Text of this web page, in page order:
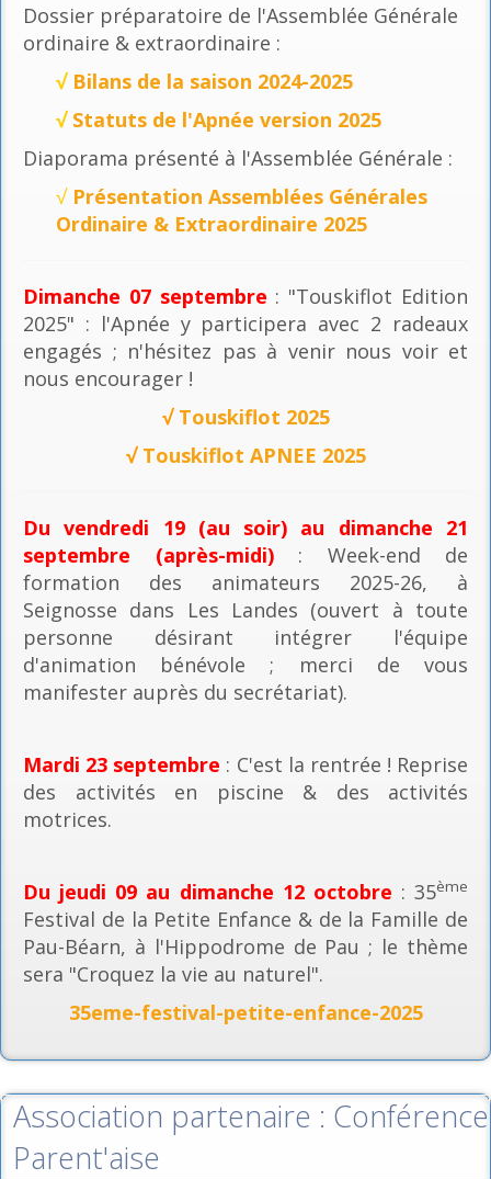
Dossier préparatoire de l'Assemblée Générale
ordinaire & extraordinaire :
√ Bilans de la saison 2024-2025
√ Statuts de l'Apnée version 2025
Diaporama présenté à l'Assemblée Générale :
√ Présentation Assemblées Générales
Ordinaire & Extraordinaire 2025
Dimanche 07 septembre : "Touskiflot Edition
2025" : l'Apnée y participera avec 2 radeaux
engagés ; n'hésitez pas à venir nous voir et
nous encourager !
√ Touskiflot 2025
√ Touskiflot APNEE 2025
Du vendredi 19 (au soir) au dimanche 21
septembre (après-midi): Week-end de
formation des animateurs 2025-26, à
Seignosse dans Les Landes (ouvert à toute
personne désirant intégrer l'équipe
d'animation bénévole ; merci de vous
manifester auprès du secrétariat).
Mardi 23 septembre : C'est la rentrée ! Reprise
des activités en piscine & des activités
motrices.
Du jeudi 09 au dimanche 12 octobre : 35ème
Festival de la Petite Enfance & de la Famille de
Pau-Béarn, à l'Hippodrome de Pau ; le thème
sera "Croquez la vie au naturel".
35eme-festival-petite-enfance-2025
Association partenaire : Conférence
Parent'aise